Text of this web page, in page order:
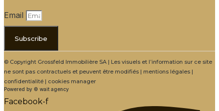
Email
Subscribe
© Copyright Grossfeld Immobilière SA | Les visuels et l’information sur ce site
ne sont pas contractuels et peuvent être modifiés | mentions légales |
confidentialité | cookies manager
Powered by © wait agency
Facebook-f